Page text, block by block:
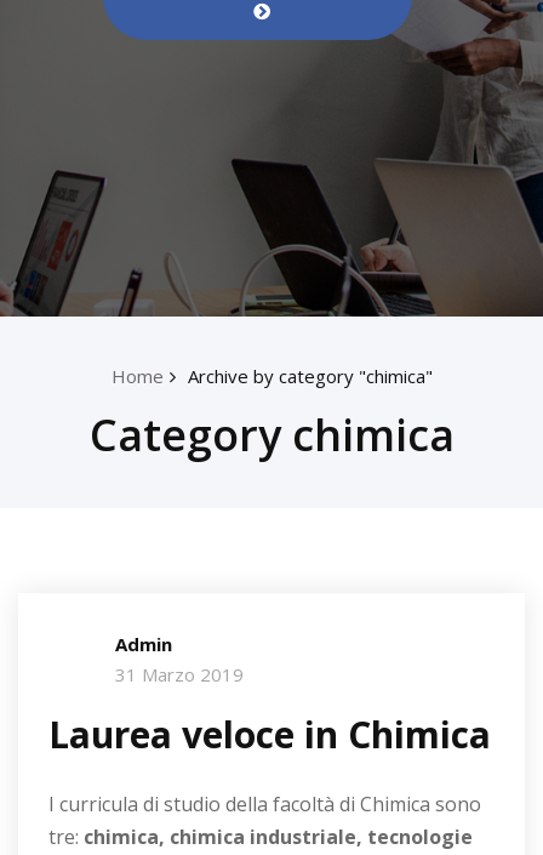
Home Archive by category "chimica"
Category chimica
Admin
31 Marzo 2019
Laurea veloce in Chimica
I curricula di studio della facoltà di Chimica sono
tre: chimica, chimica industriale, tecnologie